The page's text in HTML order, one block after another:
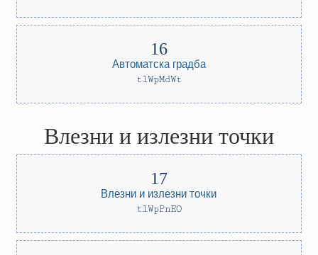
Автоматска градба
tlWpMdWt
Влезни и излезни точки
Влезни и излезни точки
tlWpPnEO